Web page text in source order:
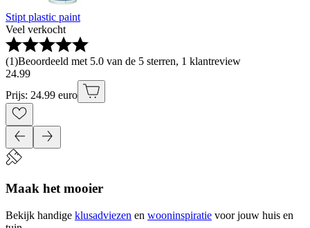
Stipt plastic paint
Veel verkocht
(1)Beoordeeld met 5.0 van de 5 sterren, 1 klantreview
24.99
Prijs: 24.99 euro
Maak het mooier
Bekijk handige klusadviezen en wooninspiratie voor jouw huis en